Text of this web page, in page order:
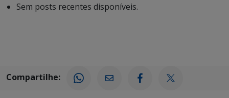
Sem posts recentes disponíveis.
Compartilhe: